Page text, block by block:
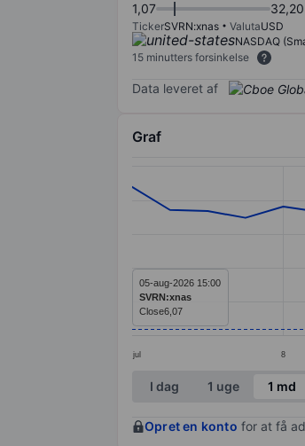
1,07 32,20
TickerSVRN:xnas ValutaUSD
NASDAQ
15 minutters forsinkelse
Data leveret af
Graf
Line chart with 25 data
jul 8
05-aug-2026 15:00
SVRN:xnas
Close6,07
End of interactive chart.
I dag 1 uge 1 md
Opret en konto for at få